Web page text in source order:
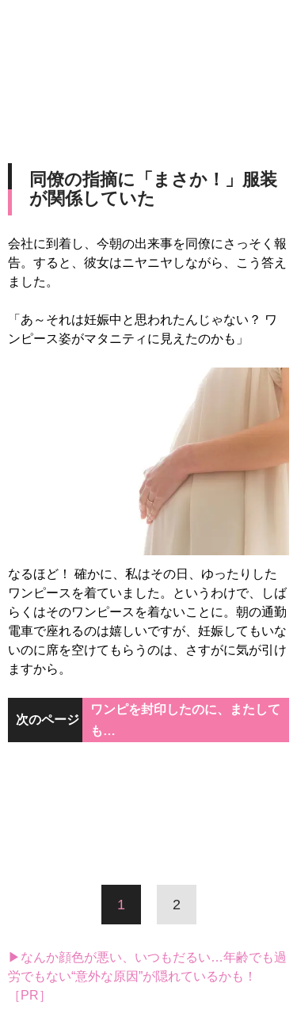
同僚の指摘に「まさか！」服装
が関係していた
会社に到着し、今朝の出来事を同僚にさっそく報
告。すると、彼女はニヤニヤしながら、こう答え
ました。
「あ～それは妊娠中と思われたんじゃない？ ワ
ンピース姿がマタニティに見えたのかも」
なるほど！ 確かに、私はその日、ゆったりした
ワンピースを着ていました。というわけで、しば
らくはそのワンピースを着ないことに。朝の通勤
電車で座れるのは嬉しいですが、妊娠してもいな
いのに席を空けてもらうのは、さすがに気が引け
ますから。
次のページ
ワンピを封印したのに、またして
も…
1 2
▶なんか顔色が悪い、いつもだるい…年齢でも過
労でもない“意外な原因”が隠れているかも！
［PR］